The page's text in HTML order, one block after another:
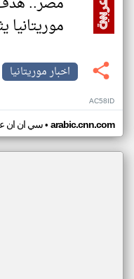
موريتانيا
اخبار موريتانيا
AC58ID
سي ان ان• arabic.cnn.com